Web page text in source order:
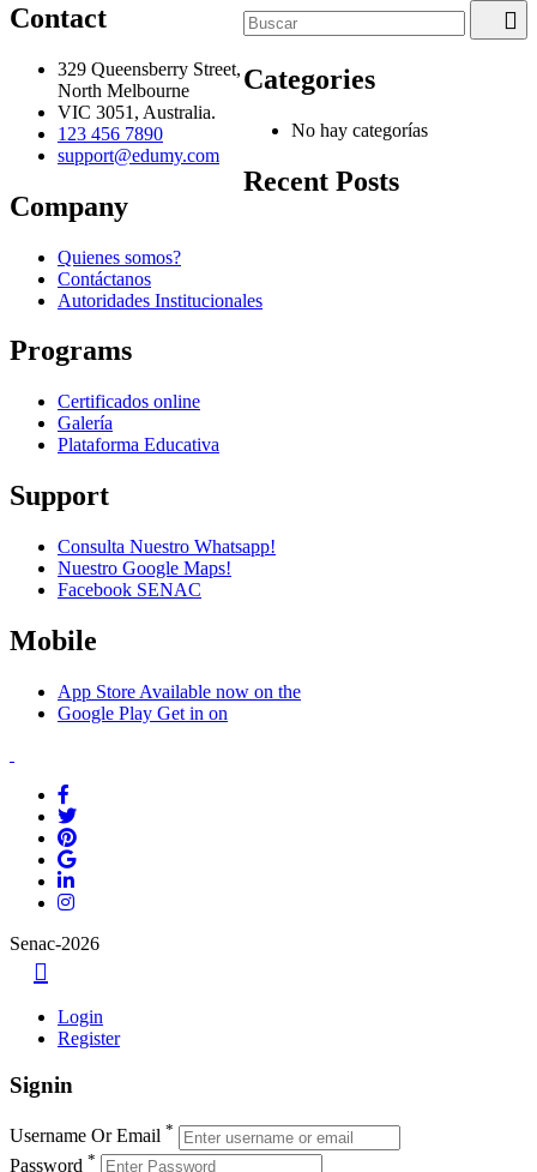
Categories
No hay categorías
Recent Posts
Contact
329 Queensberry Street,
North Melbourne
VIC 3051, Australia.
123 456 7890
support@edumy.com
Company
Quienes somos?
Contáctanos
Autoridades Institucionales
Programs
Certificados online
Galería
Plataforma Educativa
Support
Consulta Nuestro Whatsapp!
Nuestro Google Maps!
Facebook SENAC
Mobile
App Store Available now on the
Google Play Get in on
Senac-2026
Login
Register
Signin
Username Or Email *
Password *